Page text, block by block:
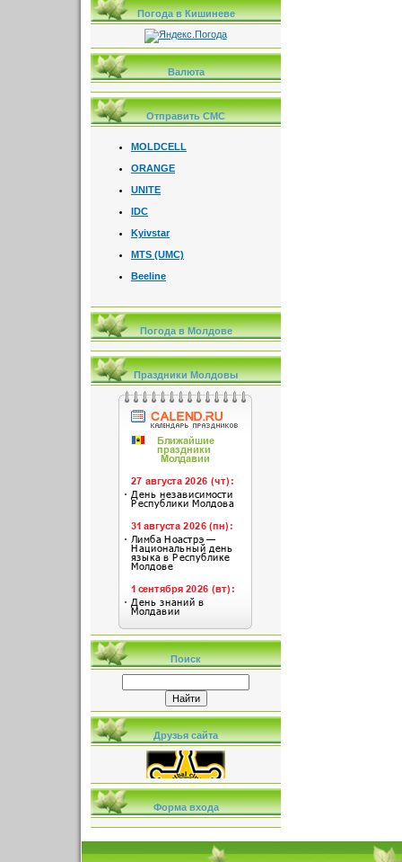
Погода в Кишиневе
Валюта
Отправить СМС
MOLDCELL
ORANGE
UNITE
IDC
Kyivstar
MTS (UMC)
Beeline
Погода в Молдове
Праздники Молдовы
Поиск
Друзья сайта
Форма входа